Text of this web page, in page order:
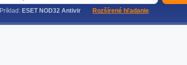
Príklad: ESET NOD32 Antivir Rozšírené hľadanie